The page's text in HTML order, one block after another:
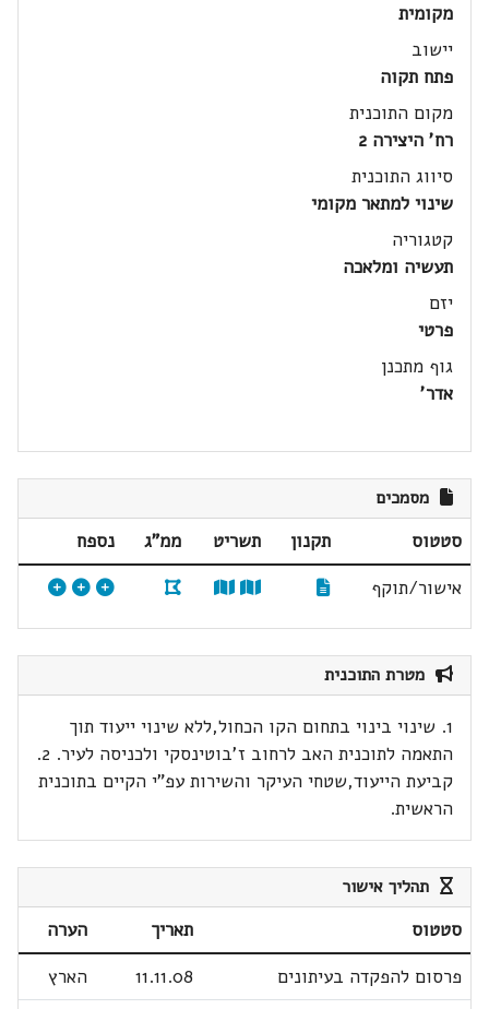
מקומית
יישוב
פתח תקוה
מקום התוכנית
רח' היצירה 2
סיווג התוכנית
שינוי למתאר מקומי
קטגוריה
תעשיה ומלאכה
יזם
פרטי
גוף מתכנן
אדר'
מסמכים
סטטוס תקנון תשריט ממ"ג
נספח
אישור/תוקף
מטרת התוכנית
1. שינוי בינוי בתחום הקו הכחול,ללא שינוי ייעוד תוך
התאמה לתוכנית האב לרחוב ז'בוטינסקי ולכניסה לעיר. 2.
קביעת הייעוד,שטחי העיקר והשירות עפ"י הקיים בתוכנית
הראשית.
תהליך אישור
סטטוס תאריך
הערה
פרסום להפקדה בעיתונים
11.11.08
הארץ